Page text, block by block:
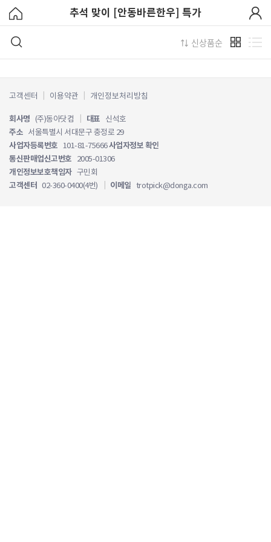
추석 맞이 [안동바른한우] 특가
신상품순
고객센터 이용약관 개인정보처리방침
회사명 (주)동아닷컴 대표 신석호
주소 서울특별시 서대문구 충정로 29
사업자등록번호 101-81-75666사업자정보 확인
통신판매업신고번호 2005-01306
개인정보보호책임자 구민회
고객센터 02-360-0400(4번) 이메일 trotpick@donga.com